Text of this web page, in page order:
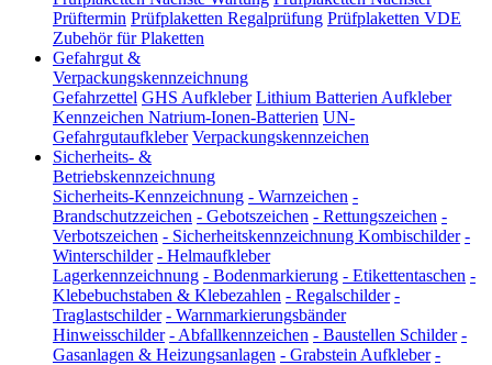
Prüftermin Prüfplaketten Regalprüfung Prüfplaketten VDE
Zubehör für Plaketten
Gefahrgut &
Verpackungskennzeichnung
Gefahrzettel GHS Aufkleber Lithium Batterien Aufkleber
Kennzeichen Natrium-Ionen-Batterien UN-
Gefahrgutaufkleber Verpackungskennzeichen
Sicherheits- &
Betriebskennzeichnung
Sicherheits-Kennzeichnung - Warnzeichen -
Brandschutzzeichen - Gebotszeichen - Rettungszeichen -
Verbotszeichen - Sicherheitskennzeichnung Kombischilder -
Winterschilder - Helmaufkleber
Lagerkennzeichnung - Bodenmarkierung - Etikettentaschen -
Klebebuchstaben & Klebezahlen - Regalschilder -
Traglastschilder - Warnmarkierungsbänder
Hinweisschilder - Abfallkennzeichen - Baustellen Schilder -
Gasanlagen & Heizungsanlagen - Grabstein Aufkleber -